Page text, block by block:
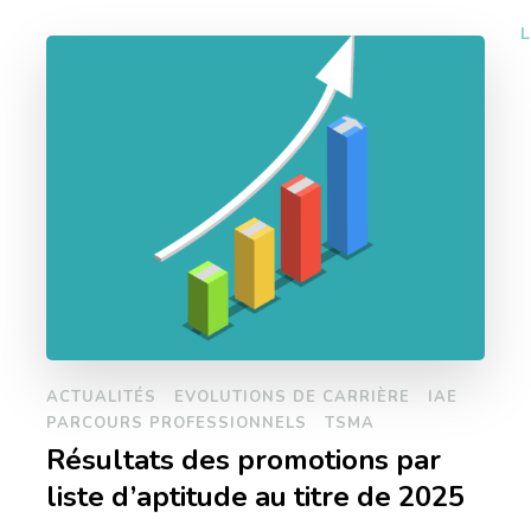
ACTUALITÉS EVOLUTIONS DE CARRIÈRE
IAE
PARCOURS PROFESSIONNELS
TSMA
Résultats des promotions par
liste d’aptitude au titre de 2025